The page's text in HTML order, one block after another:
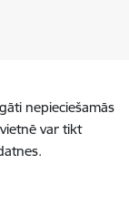
nepieciešamās
var tikt